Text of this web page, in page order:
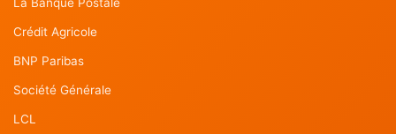
Crédit Agricole
BNP Paribas
Société Générale
LCL